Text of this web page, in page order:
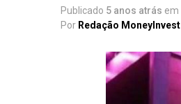
Publicado 5 anos atrás em
Por Redação MoneyInvest